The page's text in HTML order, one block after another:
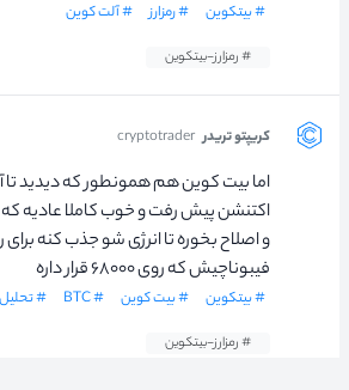
# بیتکوین # رمزارز # آلت کوین
# رمزارز-بیتکوین
کریپتو تریدر cryptotrader
اما بیت کوین هم همونطور که دیدید تا
اکتنشن پیش رفت و خوب کاملا عادیه که
و اصلاح بخوره تا انرژی شو جذب کنه
فیبوناچیش که روی ۶۸۰۰۰ قرار داره
# بیتکوین # بیت کوین # BTC
#
# رمزارز-بیتکوین